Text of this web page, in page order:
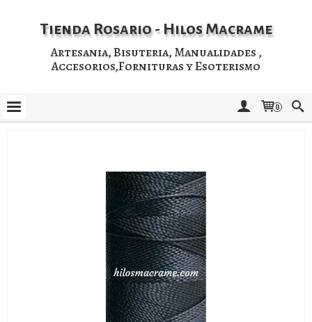
Tienda Rosario - Hilos Macrame
Artesania, Bisuteria, Manualidades ,
Accesorios,Fornituras y Esoterismo
0